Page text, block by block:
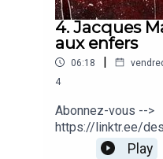
4. Jacques
aux enfers
06:18 |
4
Abonnez-vous -->
https://linktr.ee/
télévision, trahiPlay